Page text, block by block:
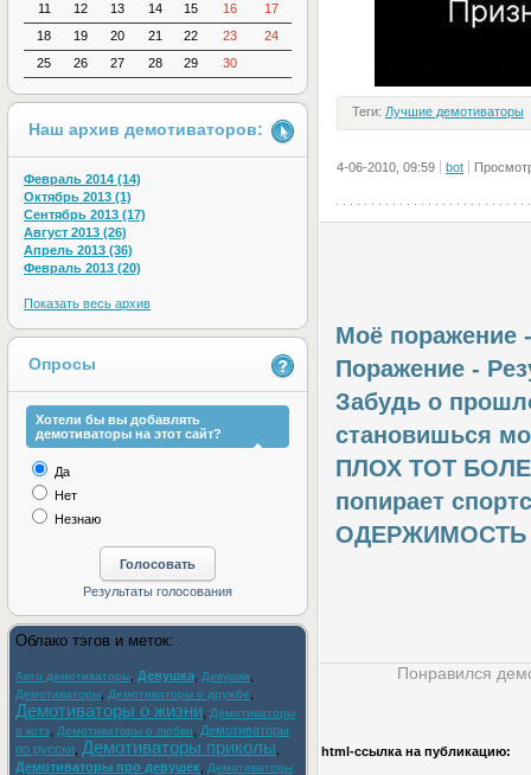
Теги: Лучшие демотиваторы
4-06-2010, 09:59 bot
Моё поражение
Поражение -
Забудь о
становишься
ПЛОХ ТОТ
попирает
ОДЕРЖИМОСТЬ -
Понравился
html-cсылка на публикацию:
11
12 13 14 15 16
17
18
19 20 21 22 23
24
25
26 27 28 29 30
Наш архив демотиваторов:
Февраль 2014 (14)
Октябрь 2013 (1)
Сентябрь 2013 (17)
Август 2013 (26)
Апрель 2013 (36)
Февраль 2013 (20)
Показать весь архив
Опросы
Хотели бы вы добавлять
демотиваторы на этот сайт?
Да
Нет
Незнаю
Облако тэгов и меток:
Авто демотиваторы Девушка Девушки
Демотиваторы Демотиваторы о дружбе
Демотиваторы о жизни
Демотиваторы
о котэ
Демотиваторы о любви
Демотиваторы
по русски Демотиваторы приколы
Демотиваторы про девушек
Демотиваторы